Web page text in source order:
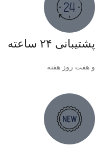
پشتیبانی ۲۴ ساعته
و هفت روز هفته